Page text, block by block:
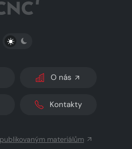
PŘEPNOUT SVĚTLÝ/TMAVÝ REŽIM
O nás
Kontakty
materiálům